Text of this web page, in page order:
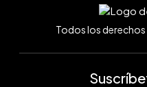
Todos los